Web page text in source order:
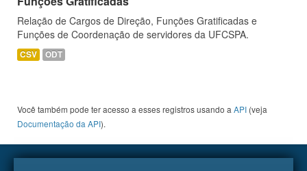
Relação de Cargos de Direção, Funções Gratificadas e
Funções de Coordenação de servidores da UFCSPA.
CSV ODT
Você também pode ter acesso a esses registros usando a API (veja
Documentação da API).